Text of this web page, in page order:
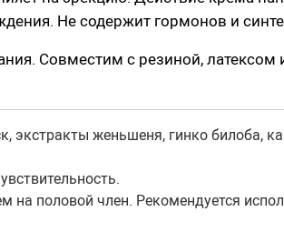
Парики
Игровые костюмы
Игровые аксессуары
Полицейский
Не содержит гормонов и
Совместим с резиной,
экстракты женьшеня, гинко билоба,
на половой член. Рекомендуется